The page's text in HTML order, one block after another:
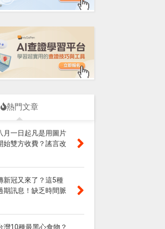
熱門文章
月一日起凡是用圖片
始雙方收費？謠言改
新冠又來了？這5種
期訊息！缺乏時間脈
灣10種最黑心食物？